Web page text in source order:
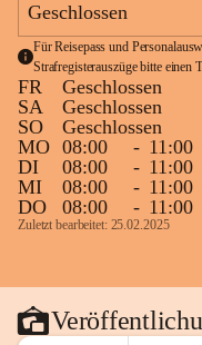
Geschlossen
Für Reisepass und
Strafregisterauszüge bitte einen
FR
Geschlossen
SA
Geschlossen
SO
Geschlossen
MO 08:00 - 11:00
DI
08:00 - 11:00
MI
08:00 - 11:00
DO
08:00 - 11:00
Zuletzt bearbeitet: 25.02.2025